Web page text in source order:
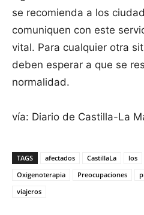
se recomienda a los
comuniquen con este
vital. Para cualquier otra
deben esperar a que se
normalidad.
vía: Diario de Castilla-La
TAGS afectados CastillaLa los
Oxigenoterapia
Preocupaciones
viajeros